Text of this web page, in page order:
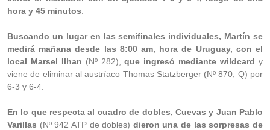
hora y 45 minutos
Buscando un lugar en las semifinales individuales, Martín se
medirá mañana desde las 8:00 am, hora de Uruguay, con el
local Marsel Ilhan (Nº 282),que ingresó mediante wildcard y
viene de eliminar al austríaco Thomas Statzberger (Nº 870, Q) por
6-3 y 6-4.
En lo que respecta al cuadro de dobles, Cuevas y Juan Pablo
Varillas (Nº 942 ATP de dobles) dieron una de las sorpresas de